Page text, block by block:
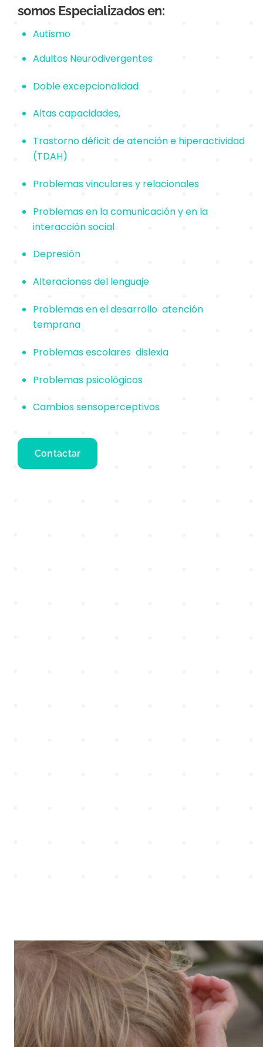
somos Especializados en:
Autismo
Adultos Neurodivergentes
Doble excepcionalidad
Altas capacidades,
Trastorno déficit de atención e hiperactividad
(TDAH)
Problemas vinculares y relacionales
Problemas en la comunicación y en la
interacción social
Depresión
Alteraciones del lenguaje
Problemas en el desarrollo atención
temprana
Problemas escolares dislexia
Problemas psicológicos
Cambios sensoperceptivos
Contactar